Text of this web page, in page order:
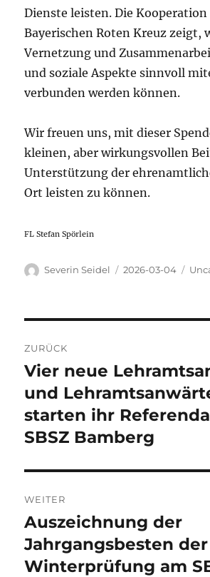
Dienste leisten. Die
Bayerischen Roten Kreuz zeigt,
Vernetzung und
und soziale Aspekte sinnvoll
verbunden werden können.
Wir freuen uns, mit dieser
kleinen, aber wirkungsvollen
Unterstützung der
Ort leisten zu können.
FL Stefan Spörlein
Autor
Severin Seidel
Veröffentlicht
2026-03-04
ZURÜCK
Vorheriger
Beitrag:
Vier neue
und
starten ihr
SBSZ Bamberg
WEITER
Nächster
Beitrag:
Auszeichnung der
Jahrgangsbesten der
Winterprüfung am